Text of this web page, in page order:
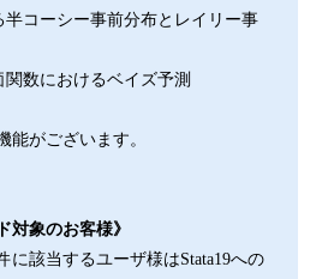
コーシー事前分布とレイリー事
数におけるベイズ予測
能がございます。
対象のお客様》
に該当するユーザ様はStata19への